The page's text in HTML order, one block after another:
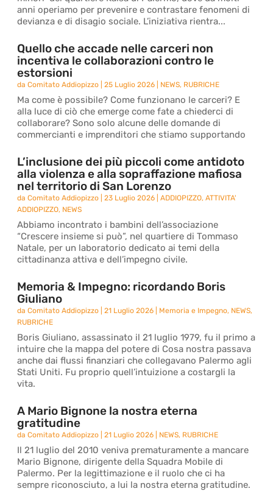
anni operiamo per prevenire e contrastare fenomeni di
devianza e di disagio sociale. L’iniziativa rientra...
Quello che accade nelle carceri non
incentiva le collaborazioni contro le
estorsioni
daComitato Addiopizzo |25 Luglio 2026 NEWS, RUBRICHE
Ma come è possibile? Come funzionano le carceri? E
alla luce di ciò che emerge come fate a chiederci di
collaborare? Sono solo alcune delle domande di
commercianti e imprenditori che stiamo supportando
L’inclusione dei più piccoli come antidoto
alla violenza e alla sopraffazione mafiosa
nel territorio di San Lorenzo
daComitato Addiopizzo |23 Luglio 2026 |ADDIOPIZZO,ATTIVITA'
ADDIOPIZZO, NEWS
Abbiamo incontrato i bambini dell’associazione
“Crescere insieme si può”, nel quartiere di Tommaso
Natale, per un laboratorio dedicato ai temi della
cittadinanza attiva e dell’impegno civile.
Memoria & Impegno: ricordando Boris
Giuliano
daComitato Addiopizzo |21 Luglio 2026 Memoria e Impegno, NEWS,
RUBRICHE
Boris Giuliano, assassinato il 21 luglio 1979, fu il primo a
intuire che la mappa del potere di Cosa nostra passava
anche dai flussi finanziari che collegavano Palermo agli
Stati Uniti. Fu proprio quell’intuizione a costargli la
vita.
A Mario Bignone la nostra eterna
gratitudine
daComitato Addiopizzo |21 Luglio 2026 NEWS, RUBRICHE
Il 21 luglio del 2010 veniva prematuramente a mancare
Mario Bignone, dirigente della Squadra Mobile di
Palermo. Per la legittimazione e il ruolo che ci ha
sempre riconosciuto, a lui la nostra eterna gratitudine.